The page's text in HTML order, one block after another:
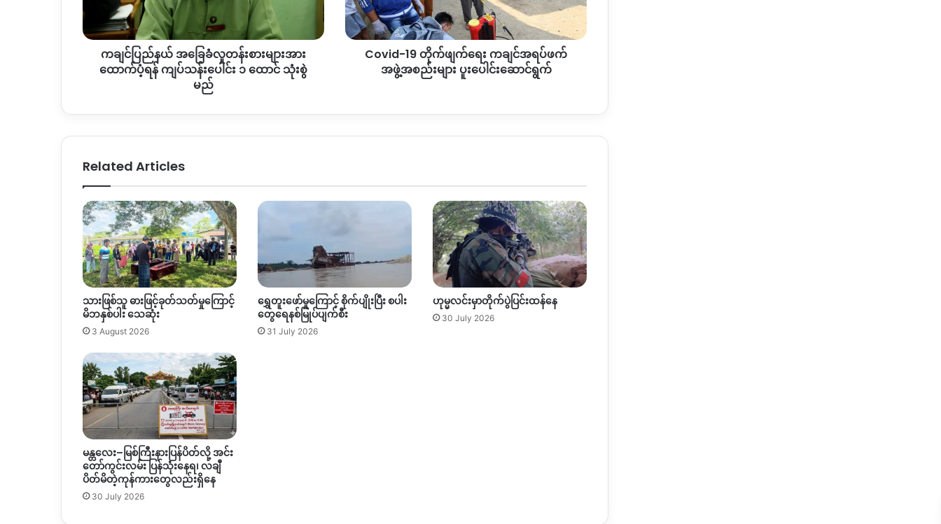
ရန်
ကျပ်
သန်း
ပေါင်းကချင်ပြည်နယ် အခြေခံလူတန်းစားများအား
ထောက်ပံ့ရန် ကျပ်သန်းပေါင်း ၁ ထောင် သုံးစွဲ
မည်
အရပ်
ဖက်
အဖွဲ့
အစည်းCovid-19 တိုက်ဖျက်ရေး ကချင်အရပ်ဖက်
အဖွဲ့အစည်းများ ပူးပေါင်းဆောင်ရွက်
Related Articles
သားဖြစ်သူ ဓားဖြင့်ခုတ်သတ်မှုကြောင့်
မိဘနှစ်ပါး သေဆုံး
3 August 2026
ရွှေတူးဖော်မှုကြောင့် စိုက်ပျိုးပြီး စပါး
တွေရေနစ်မြုပ်ပျက်စီး
31 July 2026
ဟုမ္မလင်းမှာတိုက်ပွဲပြင်းထန်နေ
30 July 2026
မန္တလေး–မြစ်ကြီးနားပြန်ပိတ်လို့ အင်း
တော်ကွင်းလမ်း ပြန်သုံးနေရ၊ လချီ
ပိတ်မိတဲ့ကုန်ကားတွေလည်းရှိနေ
30 July 2026